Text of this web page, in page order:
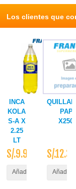
Los clientes que
INCA
KOLA
S-A X
2.25
LT
S/.9.90
Añadir al Carrito
S/.12.30
Añadir